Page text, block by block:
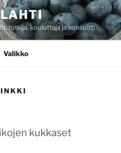
tutkija, kouluttaja ja konsultti
Valikko
kukkaset